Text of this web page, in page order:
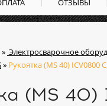
» Электросварочное
» Рукоятка (MS 40) ICV0800
(MS
ОТЗЫВЫ